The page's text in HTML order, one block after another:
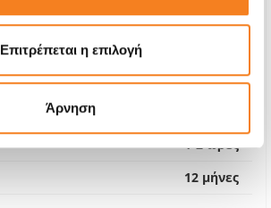
Επιτρέπεται η επιλογή
Άρνηση
Αυθεντική Μπαταρία
€48,38
1-2 ώρες
12 μήνες